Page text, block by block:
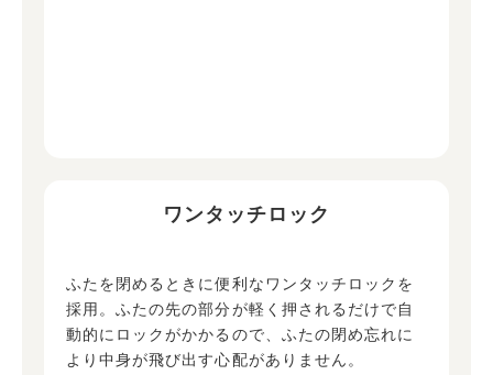
ワンタッチロック
ふたを閉めるときに便利なワンタッチロックを
採用。ふたの先の部分が軽く押されるだけで自
動的にロックがかかるので、ふたの閉め忘れに
より中身が飛び出す心配がありません。